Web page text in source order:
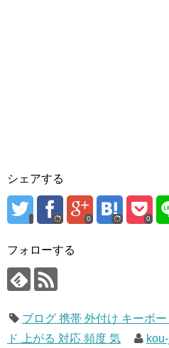
シェアする
0 0
フォローする
ブログ 携帯 外付け キーボ
ド 上がる 対応 頻度 気